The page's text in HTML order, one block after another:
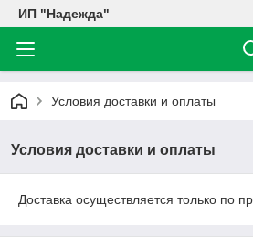
ИП "Надежда"
Условия доставки и оплаты
Условия доставки и оплаты
Доставка осуществляется только по